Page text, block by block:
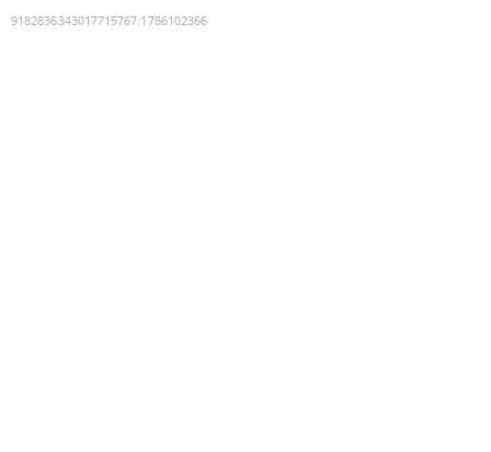
9182836343017715767:1786102366